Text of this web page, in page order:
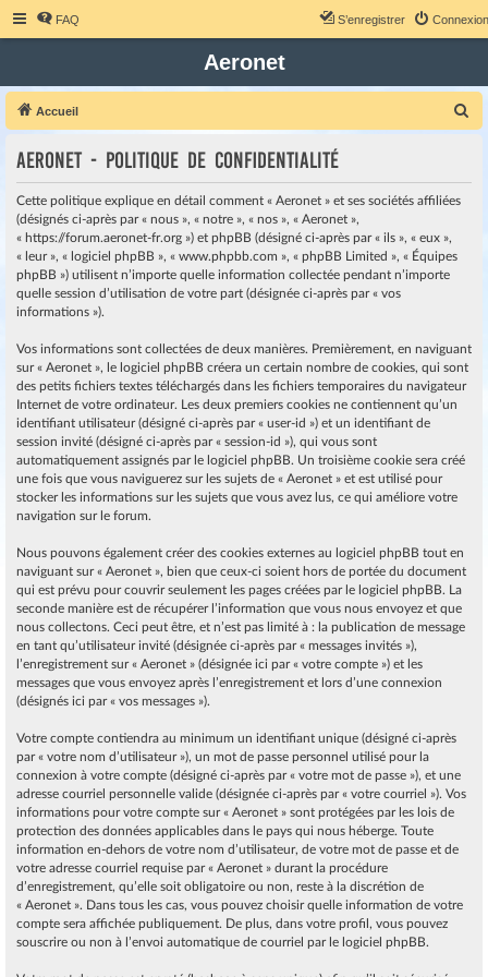
FAQ Connexion
S’enregistrer
Aeronet
Accueil
r
Aeronet - Politique de confidentialité
Cette politique explique en détail comment « Aeronet » et ses sociétés affiliées
(désignés ci-après par « nous », « notre », « nos », « Aeronet »,
« https://forum.aeronet-fr.org ») et phpBB (désigné ci-après par « ils », « eux »,
« leur », « logiciel phpBB », « www.phpbb.com », « phpBB Limited », « Équipes
phpBB ») utilisent n’importe quelle information collectée pendant n’importe
quelle session d’utilisation de votre part (désignée ci-après par « vos
informations »).
Vos informations sont collectées de deux manières. Premièrement, en naviguant
sur « Aeronet », le logiciel phpBB créera un certain nombre de cookies, qui sont
des petits fichiers textes téléchargés dans les fichiers temporaires du navigateur
Internet de votre ordinateur. Les deux premiers cookies ne contiennent qu’un
identifiant utilisateur (désigné ci-après par « user-id ») et un identifiant de
session invité (désigné ci-après par « session-id »), qui vous sont
automatiquement assignés par le logiciel phpBB. Un troisième cookie sera créé
une fois que vous naviguerez sur les sujets de « Aeronet » et est utilisé pour
stocker les informations sur les sujets que vous avez lus, ce qui améliore votre
navigation sur le forum.
Nous pouvons également créer des cookies externes au logiciel phpBB tout en
naviguant sur « Aeronet », bien que ceux-ci soient hors de portée du document
qui est prévu pour couvrir seulement les pages créées par le logiciel phpBB. La
seconde manière est de récupérer l’information que vous nous envoyez et que
nous collectons. Ceci peut être, et n’est pas limité à : la publication de message
en tant qu’utilisateur invité (désignée ci-après par « messages invités »),
l’enregistrement sur « Aeronet » (désignée ici par « votre compte ») et les
messages que vous envoyez après l’enregistrement et lors d’une connexion
(désignés ici par « vos messages »).
Votre compte contiendra au minimum un identifiant unique (désigné ci-après
par « votre nom d’utilisateur »), un mot de passe personnel utilisé pour la
connexion à votre compte (désigné ci-après par « votre mot de passe »), et une
adresse courriel personnelle valide (désignée ci-après par « votre courriel »). Vos
informations pour votre compte sur « Aeronet » sont protégées par les lois de
protection des données applicables dans le pays qui nous héberge. Toute
information en-dehors de votre nom d’utilisateur, de votre mot de passe et de
votre adresse courriel requise par « Aeronet » durant la procédure
d’enregistrement, qu’elle soit obligatoire ou non, reste à la discrétion de
« Aeronet ». Dans tous les cas, vous pouvez choisir quelle information de votre
compte sera affichée publiquement. De plus, dans votre profil, vous pouvez
souscrire ou non à l’envoi automatique de courriel par le logiciel phpBB.